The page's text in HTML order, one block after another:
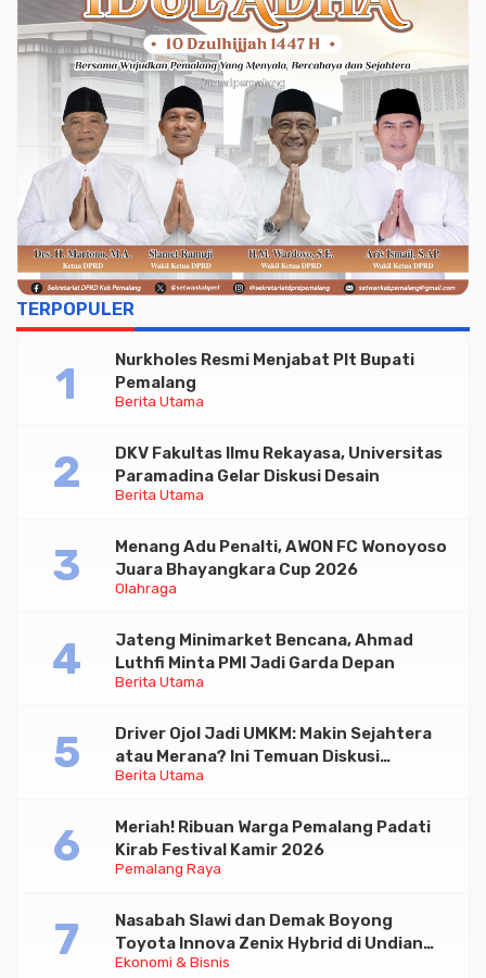
Advertisment
TERPOPULER
Berita Utama
Nurkholes Resmi Menjabat Plt Bupati
Pemalang
Berita Utama
DKV Fakultas Ilmu Rekayasa, Universitas
Paramadina Gelar Diskusi Desain
Olahraga
Menang Adu Penalti, AWON FC Wonoyoso
Juara Bhayangkara Cup 2026
Berita Utama
Jateng Minimarket Bencana, Ahmad
Luthfi Minta PMI Jadi Garda Depan
Berita Utama
Driver Ojol Jadi UMKM: Makin Sejahtera
atau Merana? Ini Temuan Diskusi
Paramadina
Pemalang Raya
Meriah! Ribuan Warga Pemalang Padati
Kirab Festival Kamir 2026
Ekonomi & Bisnis
Nasabah Slawi dan Demak Boyong
Toyota Innova Zenix Hybrid di Undian
Tabungan Bima Bank Jateng